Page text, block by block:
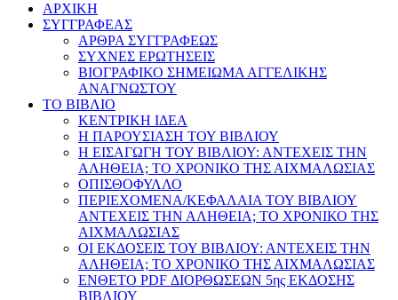
ΑΡΧΙΚΗ
ΣΥΓΓΡΑΦΕΑΣ
ΑΡΘΡΑ ΣΥΓΓΡΑΦΕΩΣ
ΣΥΧΝΕΣ ΕΡΩΤΗΣΕΙΣ
ΒΙΟΓΡΑΦΙΚΟ ΣΗΜΕΙΩΜΑ ΑΓΓΕΛΙΚΗΣ
ΑΝΑΓΝΩΣΤΟΥ
ΤΟ ΒΙΒΛΙΟ
ΚΕΝΤΡΙΚΗ ΙΔΕΑ
Η ΠΑΡΟΥΣΙΑΣΗ ΤΟΥ ΒΙΒΛΙΟΥ
Η ΕΙΣΑΓΩΓΗ ΤΟΥ ΒΙΒΛΙΟΥ: ΑΝΤΕΧΕΙΣ ΤΗΝ
ΑΛΗΘΕΙΑ; ΤΟ ΧΡΟΝΙΚΟ ΤΗΣ ΑΙΧΜΑΛΩΣΙΑΣ
ΟΠΙΣΘΟΦΥΛΛΟ
ΠΕΡΙΕΧΟΜΕΝΑ/ΚΕΦΑΛΑΙΑ ΤΟΥ ΒΙΒΛΙΟΥ
ΑΝΤΕΧΕΙΣ ΤΗΝ ΑΛΗΘΕΙΑ; ΤΟ ΧΡΟΝΙΚΟ ΤΗΣ
ΑΙΧΜΑΛΩΣΙΑΣ
ΟΙ ΕΚΔΟΣΕΙΣ ΤΟΥ ΒΙΒΛΙΟΥ: ΑΝΤΕΧΕΙΣ ΤΗΝ
ΑΛΗΘΕΙΑ; ΤΟ ΧΡΟΝΙΚΟ ΤΗΣ ΑΙΧΜΑΛΩΣΙΑΣ
ΕΝΘΕΤΟ PDF ΔΙΟΡΘΩΣΕΩΝ 5ης ΕΚΔΟΣΗΣ
ΒΙΒΛΙΟΥ